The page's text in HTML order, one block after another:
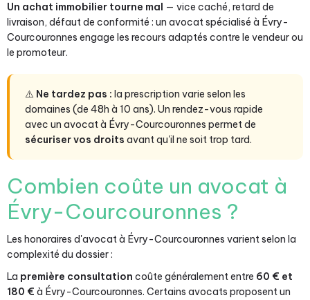
Un achat immobilier tourne mal — vice caché, retard de
livraison, défaut de conformité : un avocat spécialisé à Évry-
Courcouronnes engage les recours adaptés contre le vendeur ou
le promoteur.
⚠️ Ne tardez pas : la prescription varie selon les
domaines (de 48h à 10 ans). Un rendez-vous rapide
avec un avocat à Évry-Courcouronnes permet de
sécuriser vos droits avant qu'il ne soit trop tard.
Combien coûte un avocat à
Évry-Courcouronnes ?
Les honoraires d'avocat à Évry-Courcouronnes varient selon la
complexité du dossier :
La première consultation coûte généralement entre 60 € et
180 € à Évry-Courcouronnes. Certains avocats proposent un